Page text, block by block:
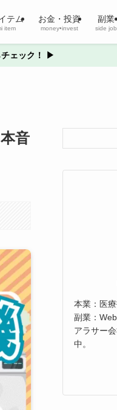
テム
item
お金・投資
money•invest
副業
side job
チェック！ ▶
音
本業：医
副業：
アラサー
中。